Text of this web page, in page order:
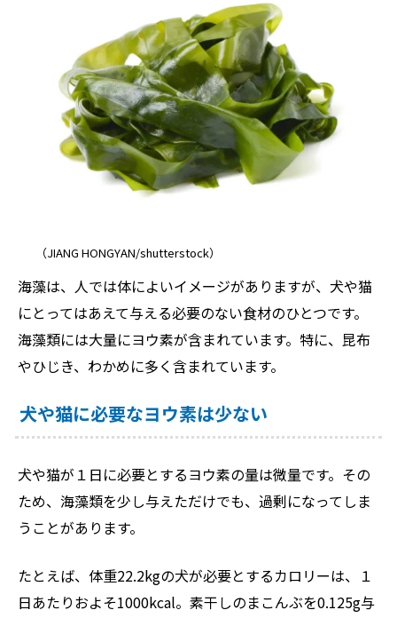
（JIANG HONGYAN/shutterstock）
海藻は、人では体によいイメージがありますが、犬や猫
にとってはあえて与える必要のない食材のひとつです。
海藻類には大量にヨウ素が含まれています。特に、昆布
やひじき、わかめに多く含まれています。
犬や猫に必要なヨウ素は少ない
犬や猫が１日に必要とするヨウ素の量は微量です。その
ため、海藻類を少し与えただけでも、過剰になってしま
うことがあります。
たとえば、体重22.2kgの犬が必要とするカロリーは、１
日あたりおよそ1000kcal。素干しのまこんぶを0.125g与